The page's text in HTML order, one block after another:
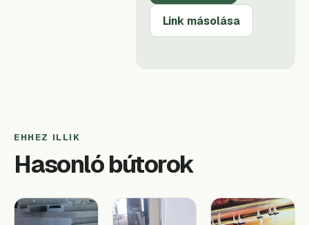
Link másolása
EHHEZ ILLIK
Hasonló bútorok